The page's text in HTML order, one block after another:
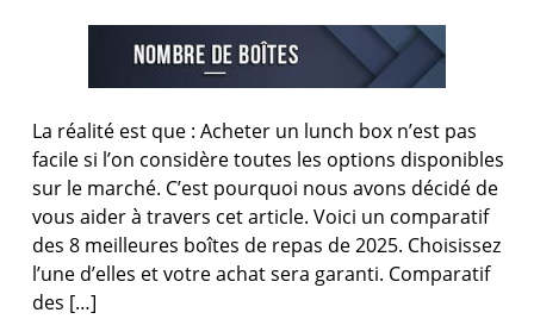
La réalité est que : Acheter un lunch box n’est pas
facile si l’on considère toutes les options disponibles
sur le marché. C’est pourquoi nous avons décidé de
vous aider à travers cet article. Voici un comparatif
des 8 meilleures boîtes de repas de 2025. Choisissez
l’une d’elles et votre achat sera garanti. Comparatif
des […]